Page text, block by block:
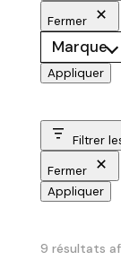
Fermer
Marque
Appliquer
Filtrer
Fermer
Appliquer
9 résultats